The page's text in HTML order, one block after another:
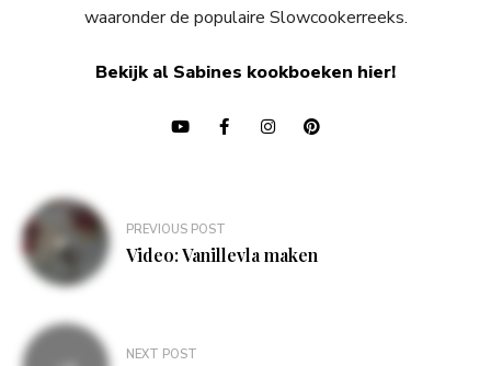
waaronder de populaire Slowcookerreeks.
Bekijk al Sabines kookboeken hier!
Bericht
navigatie
PREVIOUS POST
Video: Vanillevla maken
NEXT POST